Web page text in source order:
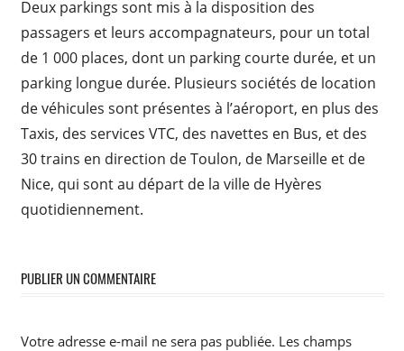
Deux parkings sont mis à la disposition des
passagers et leurs accompagnateurs, pour un total
de 1 000 places, dont un parking courte durée, et un
parking longue durée. Plusieurs sociétés de location
de véhicules sont présentes à l’aéroport, en plus des
Taxis, des services VTC, des navettes en Bus, et des
30 trains en direction de Toulon, de Marseille et de
Nice, qui sont au départ de la ville de Hyères
quotidiennement.
PUBLIER UN COMMENTAIRE
Votre adresse e-mail ne sera pas publiée. Les champs